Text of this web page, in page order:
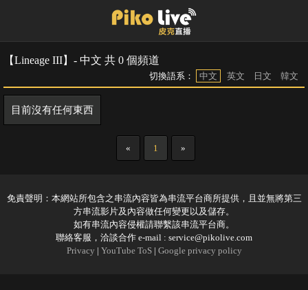
【Lineage III】- 中文 共 0 個頻道
切換語系： 中文 英文 日文 韓文
目前沒有任何東西
« 1 »
免責聲明：本網站所包含之串流內容皆為串流平台商所提供，且並無將第三
方串流影片及內容做任何變更以及儲存。
如有串流內容侵權請聯繫該串流平台商。
聯絡客服，洽談合作 e-mail : service@pikolive.com
Privacy | YouTube ToS| Google privacy policy